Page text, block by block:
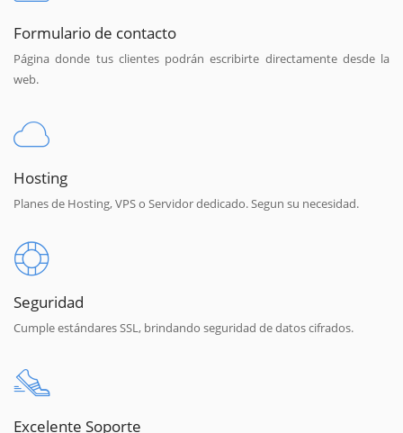
Formulario de contacto
Página donde tus clientes podrán escribirte directamente desde la
web.
Hosting
Planes de Hosting, VPS o Servidor dedicado. Segun su necesidad.
Seguridad
Cumple estándares SSL, brindando seguridad de datos cifrados.
Excelente Soporte